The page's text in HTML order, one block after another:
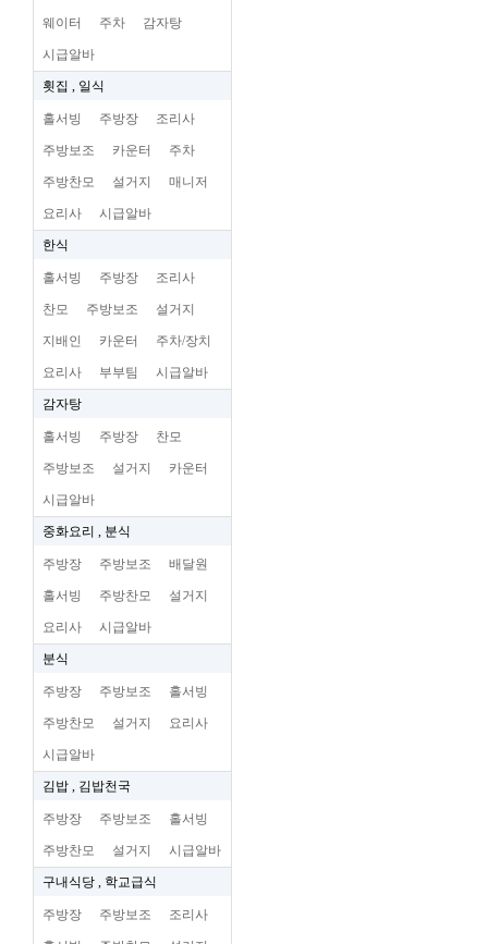
웨이터 주차 감자탕
시급알바
횟집 , 일식
홀서빙 주방장 조리사
주방보조 카운터 주차
주방찬모 설거지 매니저
요리사 시급알바
한식
홀서빙 주방장 조리사
찬모 주방보조 설거지
지배인 카운터 주차/장치
요리사 부부팀 시급알바
감자탕
홀서빙 주방장 찬모
주방보조 설거지 카운터
시급알바
중화요리 , 분식
주방장 주방보조 배달원
홀서빙 주방찬모 설거지
요리사 시급알바
분식
주방장 주방보조 홀서빙
주방찬모 설거지 요리사
시급알바
김밥 , 김밥천국
주방장 주방보조 홀서빙
주방찬모 설거지 시급알바
구내식당 , 학교급식
주방장 주방보조 조리사